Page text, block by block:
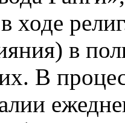
ходе
в
В